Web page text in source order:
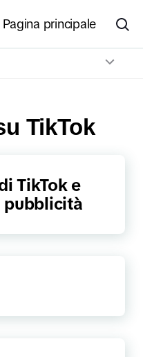
Pagina principale
TikTok
TikTok e
pubblicità